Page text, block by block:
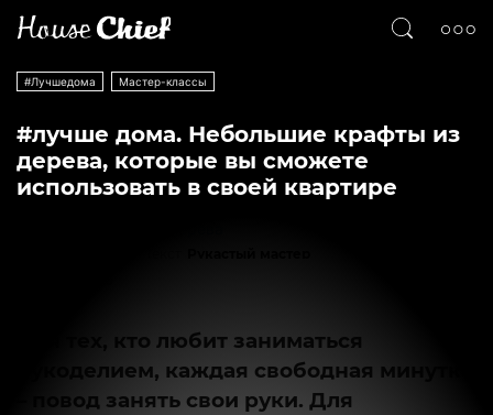
#Лучшедома Мастер-классы
#лучше дома. Небольшие крафты из
дерева, которые вы сможете
использовать в своей квартире
Для тех, кто любит заниматься
рукоделием, каждая свободная минутка
– повод занять свои руки. Для